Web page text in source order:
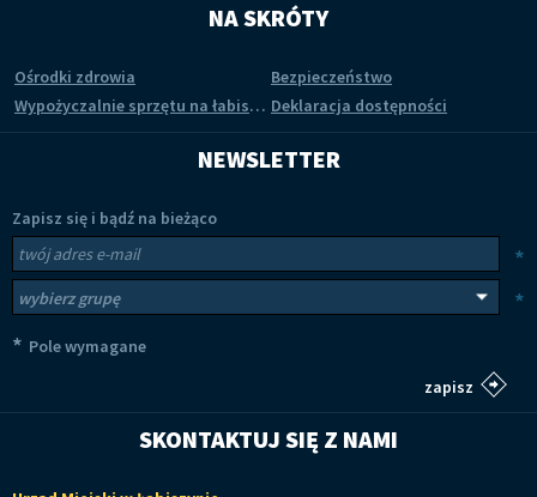
NA SKRÓTY
Ośrodki zdrowia
Bezpieczeństwo
Wypożyczalnie sprzętu na łabiszyńskiej wyspie Deklaracja dostępności
NEWSLETTER
Zapisz się i bądź na bieżąco
Newsletter
*
*
* Pole wymagane
SKONTAKTUJ SIĘ Z NAMI